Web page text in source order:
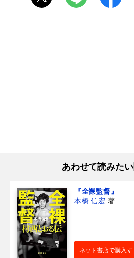
あわせて読みた
『全裸監督』
本橋 信宏 著
ネット書店で購入す